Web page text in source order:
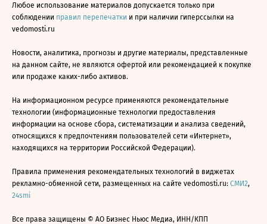
Любое использование материалов допускается только при
соблюдении правил перепечатки и при наличии гиперссылки на
vedomosti.ru
Новости, аналитика, прогнозы и другие материалы, представленные
на данном сайте, не являются офертой или рекомендацией к покупке
или продаже каких-либо активов.
На информационном ресурсе применяются рекомендательные
технологии (информационные технологии предоставления
информации на основе сбора, систематизации и анализа сведений,
относящихся к предпочтениям пользователей сети «Интернет»,
находящихся на территории Российской Федерации).
Правила применения рекомендательных технологий в виджетах
рекламно-обменной сети, размещенных на сайте vedomosti.ru: СМИ2,
24smi
Все права защищены © АО Бизнес Ньюс Медиа, ИНН/КПП